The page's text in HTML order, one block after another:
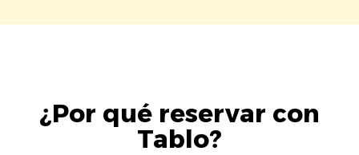
¿Por qué reservar con
Tablo?